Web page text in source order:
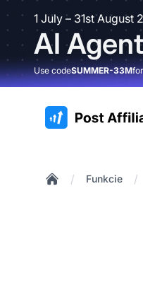
1 July – 31st August
AI
Use codeSUMMER-33M
:site.title
/ Funkcie /